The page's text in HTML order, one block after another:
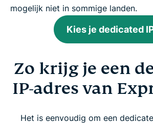
mogelijk niet in sommige landen.
Kies je dedicated
Zo krijg je een
IP-adres van
Het is eenvoudig om een